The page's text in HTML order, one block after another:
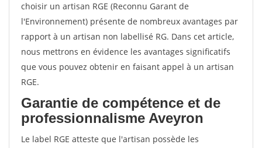
choisir un artisan RGE (Reconnu Garant de
l'Environnement) présente de nombreux avantages par
rapport à un artisan non labellisé RG. Dans cet article,
nous mettrons en évidence les avantages significatifs
que vous pouvez obtenir en faisant appel à un artisan
RGE.
Garantie de compétence et de
professionnalisme Aveyron
Le label RGE atteste que l'artisan possède les